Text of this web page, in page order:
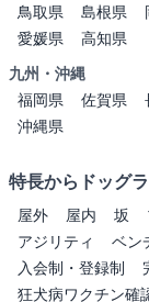
鳥取県
島根県
愛媛県
高知県
九州・沖縄
福岡県
佐賀県
沖縄県
特長からドッグ
屋外 屋内 坂
アジリティ
ベン
入会制・登録制
狂犬病ワクチン確